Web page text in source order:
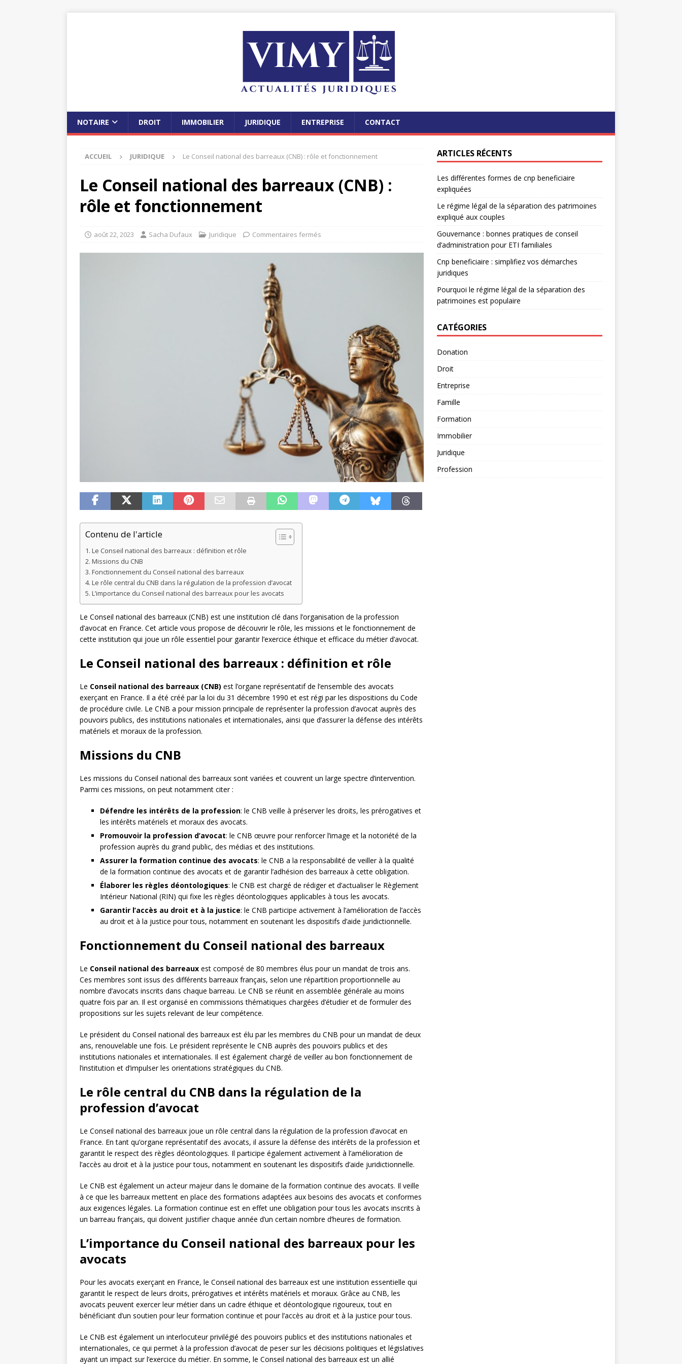
NOTAIRE DROIT IMMOBILIER JURIDIQUE ENTREPRISE CONTACT
ACCUEIL JURIDIQUE Le Conseil national des barreaux (CNB) : rôle et fonctionnement
Le Conseil national des barreaux (CNB) :
rôle et fonctionnement
août 22, 2023 Sacha Dufaux Juridique Commentaires fermés
Contenu de l'article
Le Conseil national des barreaux : définition et rôle
Missions du CNB
Fonctionnement du Conseil national des barreaux
Le rôle central du CNB dans la régulation de la profession d’avocat
L’importance du Conseil national des barreaux pour les avocats
Le Conseil national des barreaux (CNB) est une institution clé dans l’organisation de la profession
d’avocat en France. Cet article vous propose de découvrir le rôle, les missions et le fonctionnement de
cette institution qui joue un rôle essentiel pour garantir l’exercice éthique et efficace du métier d’avocat.
Le Conseil national des barreaux : définition et rôle
Le Conseil national des barreaux (CNB) est l’organe représentatif de l’ensemble des avocats
exerçant en France. Il a été créé par la loi du 31 décembre 1990 et est régi par les dispositions du Code
de procédure civile. Le CNB a pour mission principale de représenter la profession d’avocat auprès des
pouvoirs publics, des institutions nationales et internationales, ainsi que d’assurer la défense des intérêts
matériels et moraux de la profession.
Missions du CNB
Les missions du Conseil national des barreaux sont variées et couvrent un large spectre d’intervention.
Parmi ces missions, on peut notamment citer :
Défendre les intérêts de la profession: le CNB veille à préserver les droits, les prérogatives et
les intérêts matériels et moraux des avocats.
Promouvoir la profession d’avocat: le CNB œuvre pour renforcer l’image et la notoriété de la
profession auprès du grand public, des médias et des institutions.
Assurer la formation continue des avocats: le CNB a la responsabilité de veiller à la qualité
de la formation continue des avocats et de garantir l’adhésion des barreaux à cette obligation.
Élaborer les règles déontologiques: le CNB est chargé de rédiger et d’actualiser le Règlement
Intérieur National (RIN) qui fixe les règles déontologiques applicables à tous les avocats.
Garantir l’accès au droit et à la justice: le CNB participe activement à l’amélioration de l’accès
au droit et à la justice pour tous, notamment en soutenant les dispositifs d’aide juridictionnelle.
Fonctionnement du Conseil national des barreaux
Le Conseil national des barreaux est composé de 80 membres élus pour un mandat de trois ans.
Ces membres sont issus des différents barreaux français, selon une répartition proportionnelle au
nombre d’avocats inscrits dans chaque barreau. Le CNB se réunit en assemblée générale au moins
quatre fois par an. Il est organisé en commissions thématiques chargées d’étudier et de formuler des
propositions sur les sujets relevant de leur compétence.
Le président du Conseil national des barreaux est élu par les membres du CNB pour un mandat de deux
ans, renouvelable une fois. Le président représente le CNB auprès des pouvoirs publics et des
institutions nationales et internationales. Il est également chargé de veiller au bon fonctionnement de
l’institution et d’impulser les orientations stratégiques du CNB.
Le rôle central du CNB dans la régulation de la
profession d’avocat
Le Conseil national des barreaux joue un rôle central dans la régulation de la profession d’avocat en
France. En tant qu’organe représentatif des avocats, il assure la défense des intérêts de la profession et
garantit le respect des règles déontologiques. Il participe également activement à l’amélioration de
l’accès au droit et à la justice pour tous, notamment en soutenant les dispositifs d’aide juridictionnelle.
Le CNB est également un acteur majeur dans le domaine de la formation continue des avocats. Il veille
à ce que les barreaux mettent en place des formations adaptées aux besoins des avocats et conformes
aux exigences légales. La formation continue est en effet une obligation pour tous les avocats inscrits à
un barreau français, qui doivent justifier chaque année d’un certain nombre d’heures de formation.
L’importance du Conseil national des barreaux pour les
avocats
Pour les avocats exerçant en France, le Conseil national des barreaux est une institution essentielle qui
garantit le respect de leurs droits, prérogatives et intérêts matériels et moraux. Grâce au CNB, les
avocats peuvent exercer leur métier dans un cadre éthique et déontologique rigoureux, tout en
bénéficiant d’un soutien pour leur formation continue et pour l’accès au droit et à la justice pour tous.
Le CNB est également un interlocuteur privilégié des pouvoirs publics et des institutions nationales et
internationales, ce qui permet à la profession d’avocat de peser sur les décisions politiques et législatives
ayant un impact sur l’exercice du métier. En somme, le Conseil national des barreaux est un allié
ARTICLES RÉCENTS
Les différentes formes de cnp beneficiaire
expliquées
Le régime légal de la séparation des patrimoines
expliqué aux couples
Gouvernance : bonnes pratiques de conseil
d’administration pour ETI familiales
Cnp beneficiaire : simplifiez vos démarches
juridiques
Pourquoi le régime légal de la séparation des
patrimoines est populaire
CATÉGORIES
Donation
Droit
Entreprise
Famille
Formation
Immobilier
Juridique
Profession